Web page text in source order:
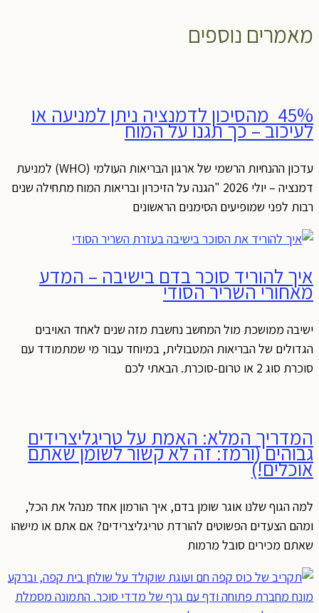
מאמרים נוספים
45% מהסיכון לדמנציה ניתן למניעה או
לעיכוב – כך תגנו על המוח
עדכון ההנחיות הרשמי של ארגון הבריאות העולמי (WHO) למניעת
דמנציה – יולי 2026 "הגנה על הזיכרון ובריאות המוח מתחילה שנים
רבות לפני שמופיעים הסימנים הראשונים
איך להוריד סוכר בדם בישיבה – המדע
מאחורי השריר הסודי
ישיבה ממושכת מול המחשב נחשבת מזה שנים לאחד האויבים
הגדולים של הבריאות המטבולית, במיוחד עבור מי שמתמודד עם
סוכרת סוג 2 או טרום-סוכרת. הבאתי לכם
המדריך המלא: האמת על טריגליצרידים
גבוהים (ורמז: זה לא קשור לשומן שאתם
אוכלים!)
למה הגוף שלנו אוגר שומן בדם, איך הורמון אחד מנהל את הכל,
ומהם הצעדים הפשוטים להורדת טריגליצרידים? אם אתם או מישהו
שאתם מכירים סובל מרמות